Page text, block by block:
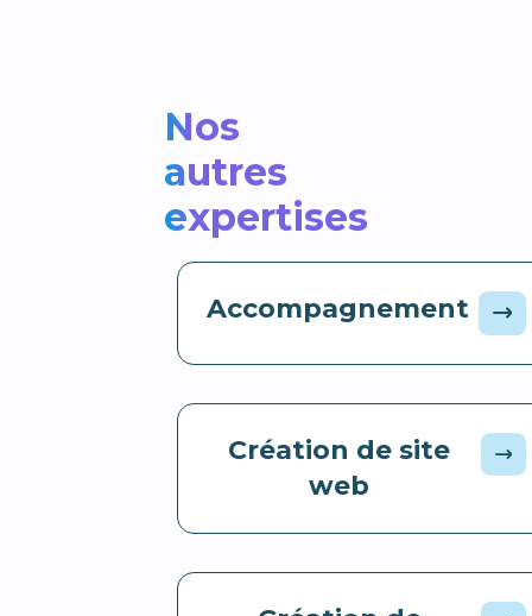
Nos
autres
expertises
Accompagnement
Création de site
web